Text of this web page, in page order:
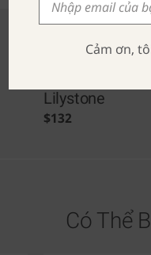
Lilystone
$132
Có Thể
Cảm ơn,